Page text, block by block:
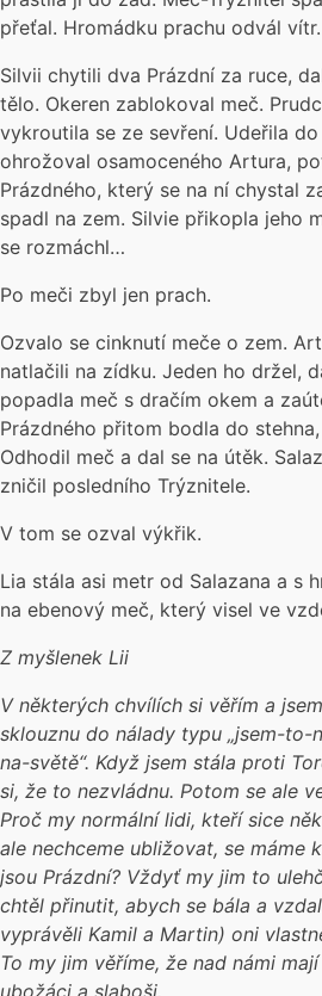
přeťal. Hromádku prachu odvál vítr.
Silvii chytili dva Prázdní za ruce,
tělo. Okeren zablokoval meč.
vykroutila se ze sevření. Udeřila
ohrožoval osamoceného Artura,
Prázdného, který se na ní chystal
spadl na zem. Silvie přikopla jeho
se rozmáchl…
Po meči zbyl jen prach.
Ozvalo se cinknutí meče o zem.
natlačili na zídku. Jeden ho držel,
popadla meč s dračím okem a
Prázdného přitom bodla do
Odhodil meč a dal se na útěk.
zničil posledního Trýznitele.
V tom se ozval výkřik.
Lia stála asi metr od Salazana a s
na ebenový meč, který visel ve
Z myšlenek Lii
V některých chvílích si věřím a
sklouznu do nálady typu „jsem-to-
na-světě“. Když jsem stála proti
si, že to nezvládnu. Potom se ale
Proč my normální lidi, kteří sice
ale nechceme ubližovat, se máme
jsou Prázdní? Vždyť my jim to
chtěl přinutit, abych se bála a
vyprávěli Kamil a Martin) oni
To my jim věříme, že nad námi
ubožáci a slaboši.